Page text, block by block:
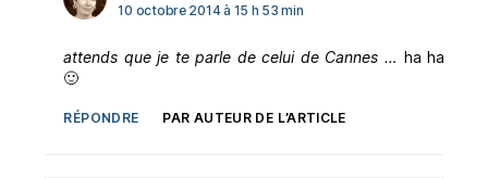
10 octobre 2014 à 15 h 53 min
attends que je te parle de celui de Cannes … ha ha
🙂
RÉPONDRE PAR AUTEUR DE L’ARTICLE